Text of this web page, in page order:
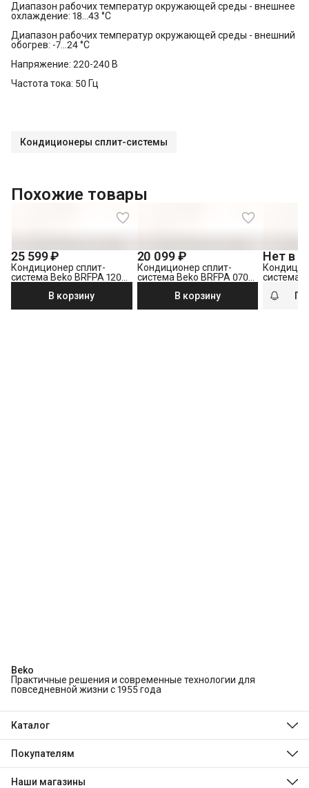
Диапазон рабочих температур окружающей среды - внешнее
охлаждение: 18...43 °C
Диапазон рабочих температур окружающей среды - внешний
обогрев: -7...24 °C
Напряжение: 220-240 В
Частота тока: 50 Гц
Кондиционеры сплит-системы
Похожие товары
25 599 ₽
Кондиционер сплит-
система Beko BRFPA 120
В корзину
20 099 ₽
Кондиционер сплит-
система Beko BRFPA 070
В корзину
Нет в
система
Beko
Практичные решения и современные технологии для
повседневной жизни с 1955 года
Каталог
Стиральные и сушильные машины
Варочные панели
Покупателям
Технологии Beko
Наши магазины